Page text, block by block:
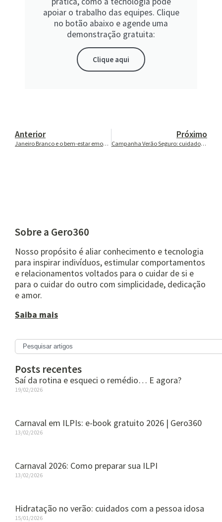
apoiar o trabalho das equipes. Clique
no botão abaixo e agende uma
demonstração gratuita:
Clique aqui
Anterior
Janeiro Branco e o bem-estar emocional da pessoa idosa
Próximo
Campanha Verão Seguro: cuidados essenciais com idosos no calor
Sobre a Gero360
Nosso propósito é aliar conhecimento e tecnologia
para inspirar indivíduos, estimular comportamentos
e relacionamentos voltados para o cuidar de si e
para o cuidar do outro com simplicidade, dedicação
e amor.
Saiba mais
Posts recentes
Saí da rotina e esqueci o remédio… E agora?
19/02/2026
Carnaval em ILPIs: e-book gratuito 2026 | Gero360
13/02/2026
Carnaval 2026: Como preparar sua ILPI
13/02/2026
Hidratação no verão: cuidados com a pessoa idosa
15/01/2026